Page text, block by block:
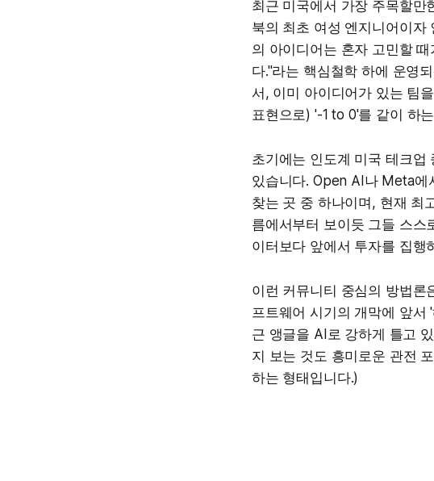
최근 미국에서 가장 주목할만
북의 최초 여성 엔지니어이자
의 아이디어는 혼자 고민할
다."라는 핵심철학 하에 운영
서, 이미 아이디어가 있는 팀
표현으로) '-1 to 0'를 같이 하
초기에는 인도계 미국 테크업
있습니다. Open AI나 Meta에
찾는 곳 중 하나이며, 현재 최
름에서부터 보이듯 그들 스스
이터보다 앞에서 투자를 집행
이런 커뮤니티 중심의 방법론
프트웨어 시기의 개막에 앞서
근 앵글을 AI로 강하게 틀고
지 보는 것도 흥미로운 관전
하는 형태입니다.)